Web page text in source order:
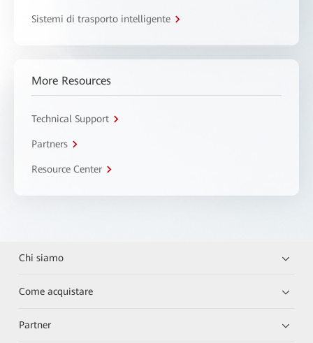
Sistemi di trasporto intelligente
More Resources
Technical Support
Partners
Resource Center
Chi siamo
Come acquistare
Partner